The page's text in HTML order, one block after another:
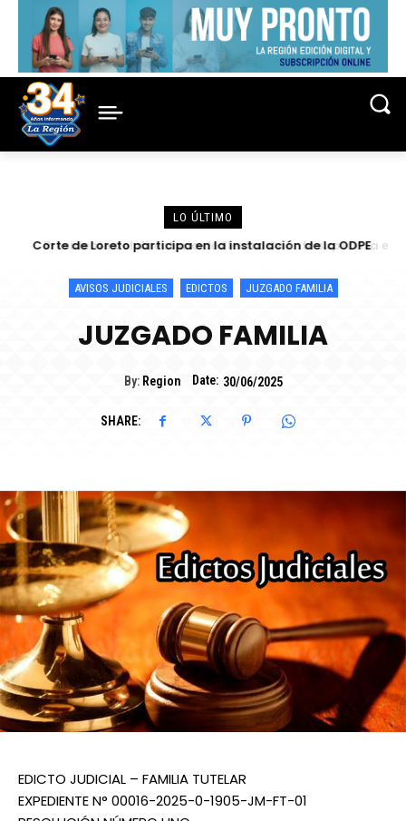
LO ÚLTIMO
Presidente del directorio de Electro Oriente supervisa en
servicio eléctrico
AVISOS JUDICIALES EDICTOS JUZGADO FAMILIA
JUZGADO FAMILIA
By: Region Date: 30/06/2025
SHARE:
EDICTO JUDICIAL – FAMILIA TUTELAR
EXPEDIENTE N° 00016-2025-0-1905-JM-FT-01